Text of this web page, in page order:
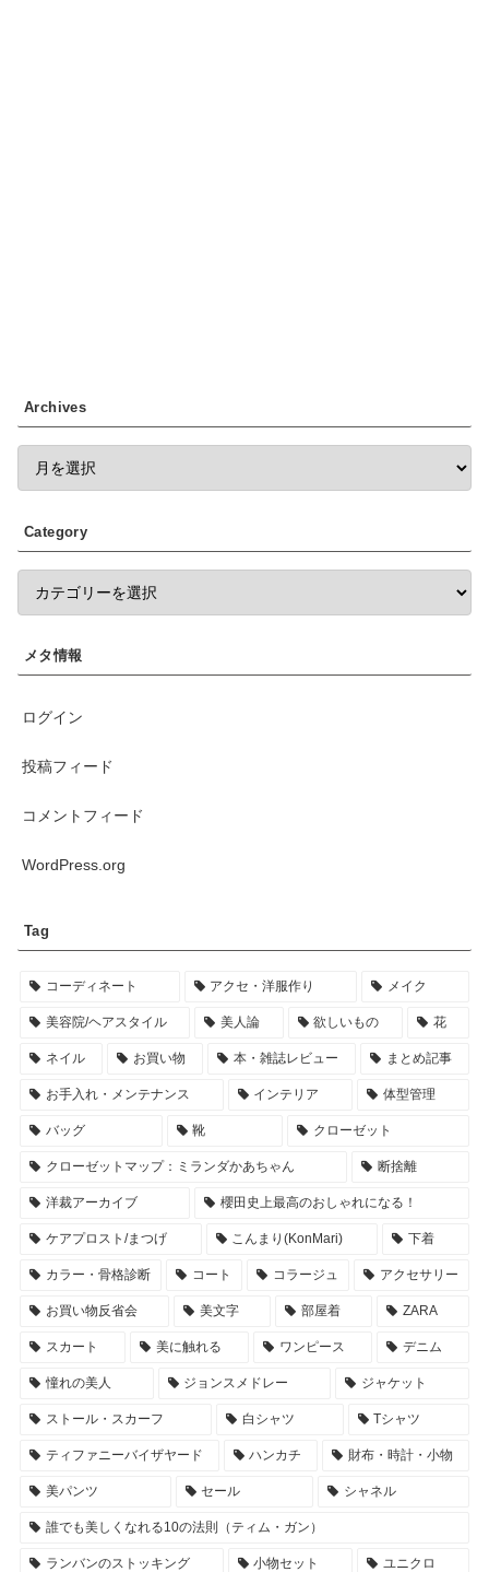
Archives
Category
メタ情報
ログイン
投稿フィード
コメントフィード
WordPress.org
Tag
コーディネート アクセ・洋服作り メイク
美容院/ヘアスタイル 美人論 欲しいもの 花
ネイル お買い物 本・雑誌レビュー まとめ記事
お手入れ・メンテナンス インテリア 体型管理
バッグ 靴 クローゼット
クローゼットマップ：ミランダかあちゃん 断捨離
洋裁アーカイブ 櫻田史上最高のおしゃれになる！
ケアプロスト/まつげ こんまり(KonMari) 下着
カラー・骨格診断 コート コラージュ アクセサリー
お買い物反省会 美文字 部屋着 ZARA
スカート 美に触れる ワンピース デニム
憧れの美人 ジョンスメドレー ジャケット
ストール・スカーフ 白シャツ Tシャツ
ティファニーバイザヤード ハンカチ 財布・時計・小物
美パンツ セール シャネル
誰でも美しくなれる10の法則（ティム・ガン）
ランバンのストッキング 小物セット ユニクロ